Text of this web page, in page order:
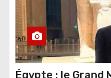
Égypte : le Grand